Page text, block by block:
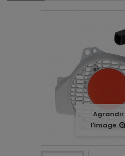
Agrandir
l'image